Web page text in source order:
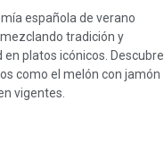
española de verano
tradición y
platos icónicos. Descubre
como el melón con jamón
vigentes.